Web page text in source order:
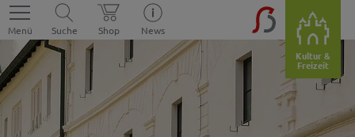
Menü Suche Shop
News
Kultur &
Freizeit